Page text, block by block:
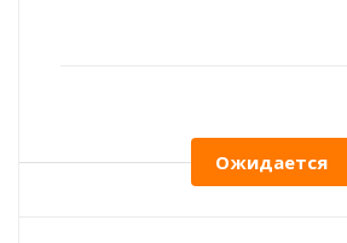
Ожидается